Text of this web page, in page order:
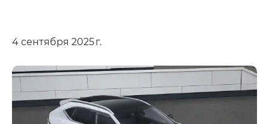
4 сентября 2025 г.